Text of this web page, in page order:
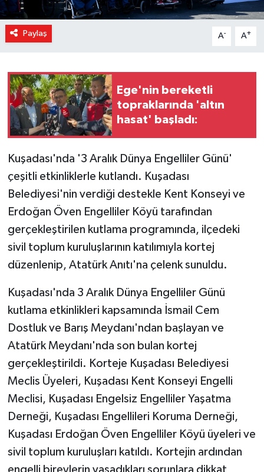
Paylaş A- A+
Ege'nin bereketli
topraklarında 'altın
hasat' başladı:
Kuşadası'nda '3 Aralık Dünya Engelliler Günü'
çeşitli etkinliklerle kutlandı. Kuşadası
Belediyesi'nin verdiği destekle Kent Konseyi ve
Erdoğan Öven Engelliler Köyü tarafından
gerçekleştirilen kutlama programında, ilçedeki
sivil toplum kuruluşlarının katılımıyla kortej
düzenlenip, Atatürk Anıtı'na çelenk sunuldu.
Kuşadası'nda 3 Aralık Dünya Engelliler Günü
kutlama etkinlikleri kapsamında İsmail Cem
Dostluk ve Barış Meydanı'ndan başlayan ve
Atatürk Meydanı'nda son bulan kortej
gerçekleştirildi. Korteje Kuşadası Belediyesi
Meclis Üyeleri, Kuşadası Kent Konseyi Engelli
Meclisi, Kuşadası Engelsiz Engelliler Yaşatma
Derneği, Kuşadası Engellileri Koruma Derneği,
Kuşadası Erdoğan Öven Engelliler Köyü üyeleri ve
sivil toplum kuruluşları katıldı. Kortejin ardından
Spor